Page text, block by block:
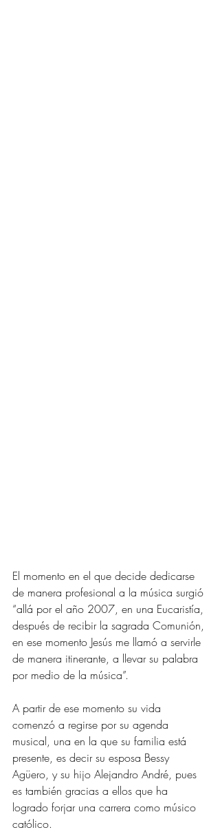
El momento en el que decide dedicarse
de manera profesional a la música surgió
“allá por el año 2007, en una Eucaristía,
después de recibir la sagrada Comunión,
en ese momento Jesús me llamó a servirle
de manera itinerante, a llevar su palabra
por medio de la música”.
A partir de ese momento su vida
comenzó a regirse por su agenda
musical, una en la que su familia está
presente, es decir su esposa Bessy
Agüero, y su hijo Alejandro André, pues
es también gracias a ellos que ha
logrado forjar una carrera como músico
católico.